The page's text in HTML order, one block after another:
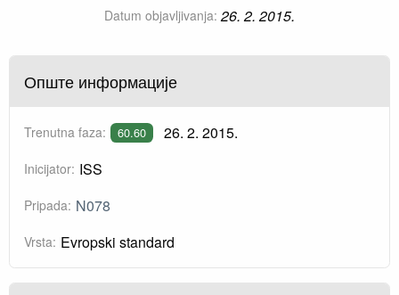
Datum objavljivanja: 26. 2. 2015.
Опште информације
Trenutna faza: 60.60 26. 2. 2015.
Inicijator: ISS
Pripada: N078
Vrsta: Evropski standard